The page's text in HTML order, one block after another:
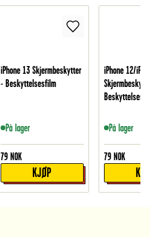
iPhone 13 Skjermbeskytter
- Beskyttelsesfilm
På lager
79 NOK
KJØP
iPhone 12/
På lager
79 NOK